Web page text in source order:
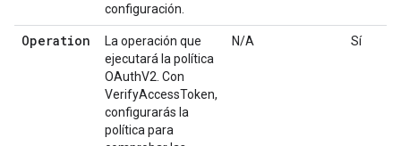
configuración.
Operation
La operación que
ejecutará la política
OAuthV2. Con
VerifyAccessToken,
configurarás la
política para
N/A Sí